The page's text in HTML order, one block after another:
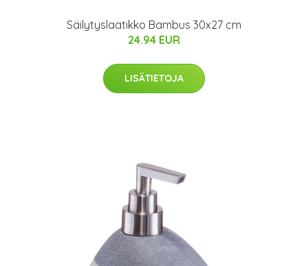
Säilytyslaatikko Bambus 30x27 cm
24.94 EUR
LISÄTIETOJA